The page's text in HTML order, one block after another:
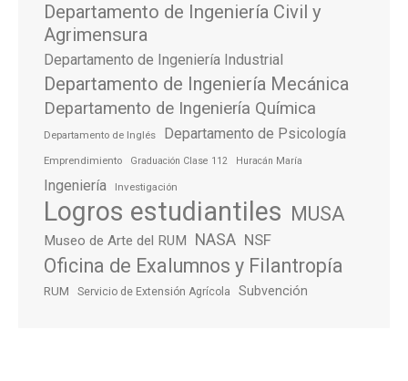
Departamento de Ingeniería Civil y
Agrimensura
Departamento de Ingeniería Industrial
Departamento de Ingeniería Mecánica
Departamento de Ingeniería Química
Departamento de Inglés Departamento de Psicología
Emprendimiento Graduación Clase 112 Huracán María
Ingeniería Investigación
Logros estudiantiles MUSA
Museo de Arte del RUM NASA NSF
Oficina de Exalumnos y Filantropía
RUM Servicio de Extensión Agrícola Subvención